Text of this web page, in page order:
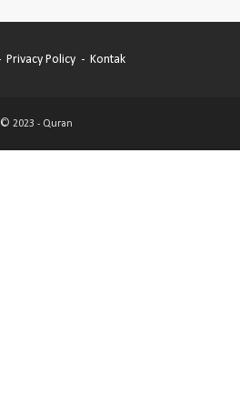
Privacy Policy Kontak
© 2023 - Quran